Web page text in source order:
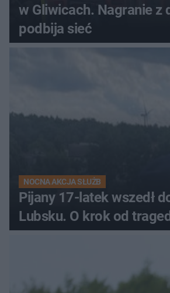
w Gliwicach. Nagranie z
podbija sieć
NOCNA AKCJA SŁUŻB
Pijany 17-latek wszedł
Lubsku. O krok od